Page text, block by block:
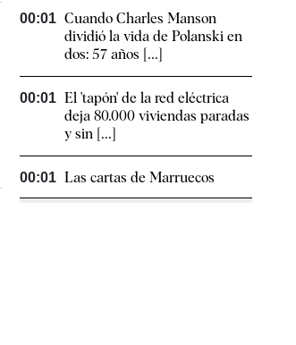
00:01 Cuando Charles Manson
dividió la vida de Polanski en
dos: 57 años [...]
00:01 El 'tapón' de la red eléctrica
deja 80.000 viviendas paradas
y sin [...]
00:01 Las cartas de Marruecos